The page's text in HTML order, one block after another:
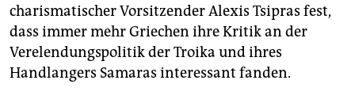
charismatischer Vorsitzender Alexis Tsipras fest,
dass immer mehr Griechen ihre Kritik an der
Verelendungspolitik der Troika und ihres
Handlangers Samaras interessant fanden.